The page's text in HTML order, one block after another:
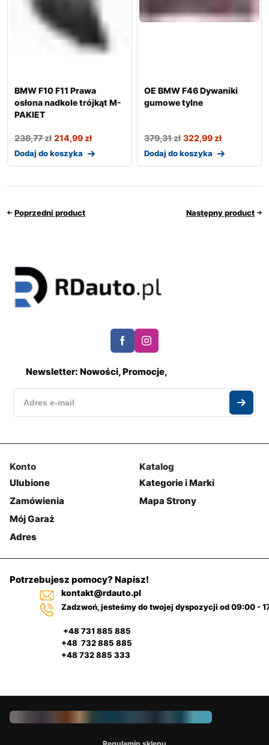
BMW F10 F11 Prawa
osłona nadkole trójkąt M-
PAKIET
238,77zł 214,99zł
Dodaj do koszyka
OE BMW F46 Dywaniki
gumowe tylne
379,31zł 322,99zł
Dodaj do koszyka
Poprzedni product Następny product
Newsletter: Nowości, Promocje,
Konto
Ulubione
Zamówienia
Mój Garaż
Adres
Katalog
Kategorie i Marki
Mapa Strony
Potrzebujesz pomocy? Napisz!
kontakt@rdauto.pl
Zadzwoń, jesteśmy do twojej dyspozycji od 09:00 -
+48 731 885 885
+48 732 885 885
+48 732 885 333